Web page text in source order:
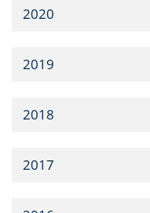
2020
2019
2018
2017